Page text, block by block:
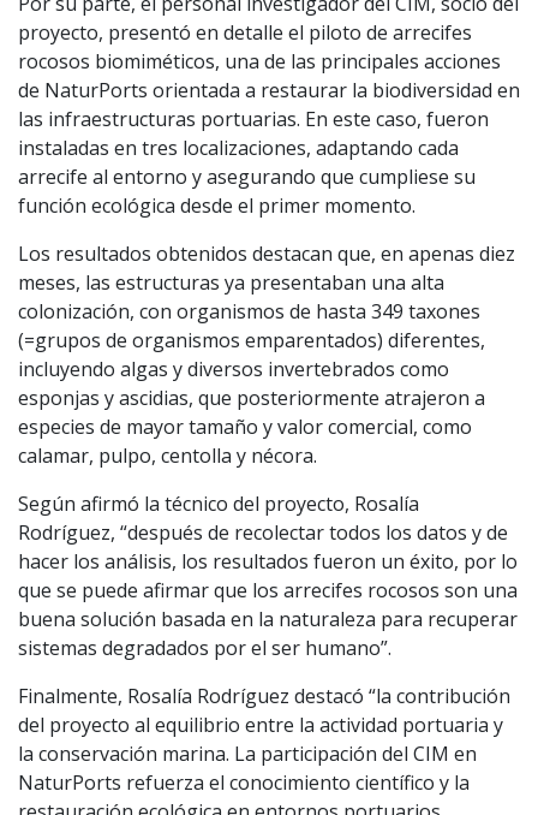
proyecto, presentó en detalle el piloto de arrecifes
rocosos biomiméticos, una de las principales acciones
de NaturPorts orientada a restaurar la biodiversidad en
las infraestructuras portuarias. En este caso, fueron
instaladas en tres localizaciones, adaptando cada
arrecife al entorno y asegurando que cumpliese su
función ecológica desde el primer momento.
Los resultados obtenidos destacan que, en apenas diez
meses, las estructuras ya presentaban una alta
colonización, con organismos de hasta 349 taxones
(=grupos de organismos emparentados) diferentes,
incluyendo algas y diversos invertebrados como
esponjas y ascidias, que posteriormente atrajeron a
especies de mayor tamaño y valor comercial, como
calamar, pulpo, centolla y nécora.
Según afirmó la técnico del proyecto, Rosalía
Rodríguez, “después de recolectar todos los datos y de
hacer los análisis, los resultados fueron un éxito, por lo
que se puede afirmar que los arrecifes rocosos son una
buena solución basada en la naturaleza para recuperar
sistemas degradados por el ser humano”.
Finalmente, Rosalía Rodríguez destacó “la contribución
del proyecto al equilibrio entre la actividad portuaria y
la conservación marina. La participación del CIM en
NaturPorts refuerza el conocimiento científico y la